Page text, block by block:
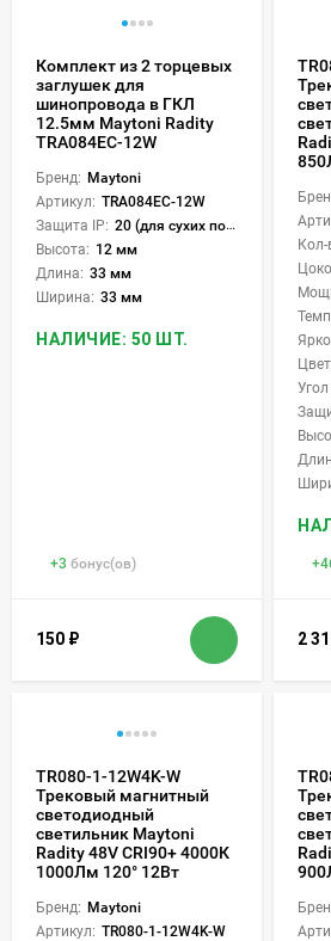
Комплект из 2 торцевых
заглушек для
шинопровода в ГКЛ
12.5мм Maytoni Radity
TRA084EC-12W
Бренд: Maytoni
Артикул: TRA084EC-12W
Защита IP: 20 (для сухих пом.)
Высота: 12 мм
Длина: 33 мм
Ширина: 33 мм
НАЛИЧИЕ: 50 ШТ.
+3 бонус(ов)
150 ₽
+
2
TR080-1-12W4K-W
Трековый магнитный
светодиодный
светильник Maytoni
Radity 48V CRI90+ 4000К
1000Лм 120° 12Вт
Бренд: Maytoni
Артикул: TR080-1-12W4K-W